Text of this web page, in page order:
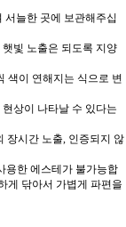
서늘한 곳에 보관해주십
빛 노출은 되도록 지양
색이 연해지는 식으로 변
상이 나타날 수 있다는
장시간 노출, 인증되지 않
용한 에스테가 불가능합
게 닦아서 가볍게 파편을